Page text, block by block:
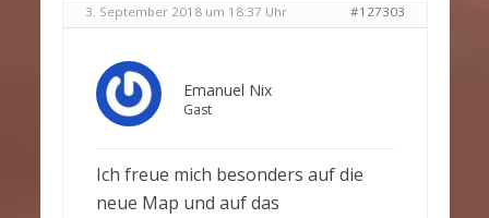
3. September 2018 um 18:37 Uhr #127303
Emanuel Nix
Gast
Ich freue mich besonders auf die
neue Map und auf das